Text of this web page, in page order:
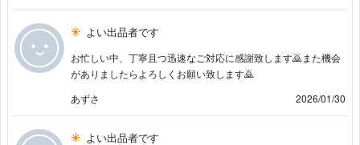
よい出品者です
お忙しい中、丁寧且つ迅速なご対応に感謝致します🙇また機会
がありましたらよろしくお願い致します🙇
あずさ
2026/01/30
よい出品者です